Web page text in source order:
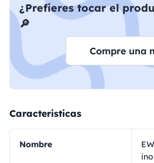
¿Prefieres tocar el
🔎
Compre una
Caracteristicas
Nombre